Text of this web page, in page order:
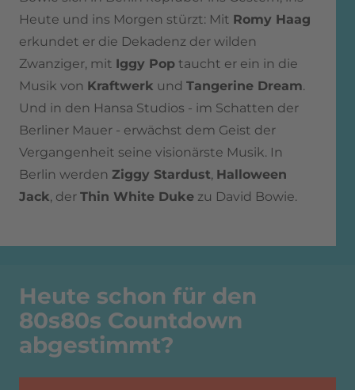
Heute und ins Morgen stürzt: Mit Romy Haag
erkundet er die Dekadenz der wilden
Zwanziger, mit Iggy Pop taucht er ein in die
Musik von Kraftwerk und Tangerine Dream.
Und in den Hansa Studios - im Schatten der
Berliner Mauer - erwächst dem Geist der
Vergangenheit seine visionärste Musik. In
Berlin werden Ziggy Stardust, Halloween
Jack, der Thin White Duke zu David Bowie.
Heute schon für den
80s80s Countdown
abgestimmt?